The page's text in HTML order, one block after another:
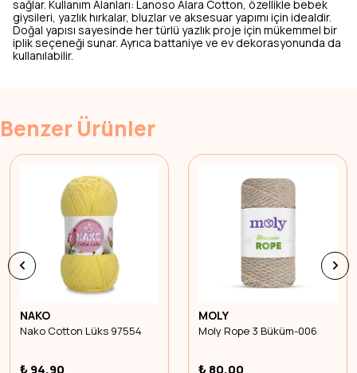
sağlar. Kullanım Alanları: Lanoso Alara Cotton, özellikle bebek
giysileri, yazlık hırkalar, bluzlar ve aksesuar yapımı için idealdir.
Doğal yapısı sayesinde her türlü yazlık proje için mükemmel bir
iplik seçeneği sunar. Ayrıca battaniye ve ev dekorasyonunda da
kullanılabilir.
Benzer Ürünler
NAKO
Nako Cotton Lüks 97554
₺ 94.90
MOLY
Moly Rope 3 Büküm-006
₺ 80.00